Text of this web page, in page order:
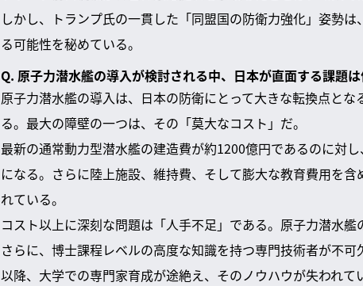
しかし、トランプ氏の一貫した「同盟国の防衛力強化」姿勢
る可能性を秘めている。
Q. 原子力潜水艦の導入が検討される中、日本が直面する課題は
原子力潜水艦の導入は、日本の防衛にとって大きな転換点と
る。最大の障壁の一つは、その「莫大なコスト」だ。
最新の通常動力型潜水艦の建造費が約1200億円であるのに対
になる。さらに陸上施設、維持費、そして膨大な教育費用を
れている。
コスト以上に深刻な問題は「人手不足」である。原子力潜水艦
さらに、博士課程レベルの高度な知識を持つ専門技術者が不
以降、大学での専門家育成が途絶え、そのノウハウが失われて